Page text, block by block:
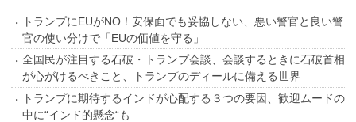
トランプにEUがNO！安保面でも妥協しない、悪い警官と良い警
官の使い分けで「EUの価値を守る」
全国民が注目する石破・トランプ会談、会談するときに石破首相
が心がけるべきこと、トランプのディールに備える世界
トランプに期待するインドが心配する３つの要因、歓迎ムードの
中に“インド的懸念“も